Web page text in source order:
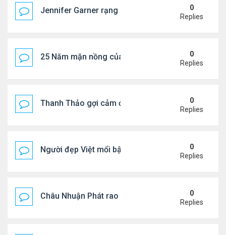
Jennifer Garner rạng rỡ bên bạn trai kém 6 tuổi
0
Replies
25 Năm mặn nồng của 'Điệp viên 007'
0
Replies
Thanh Thảo gợi cảm ở tuổi 49
0
Replies
Người đẹp Việt mổi bật giữa dàn sao châu Á
0
Replies
Châu Nhuận Phát rao bán tài sản
0
Replies